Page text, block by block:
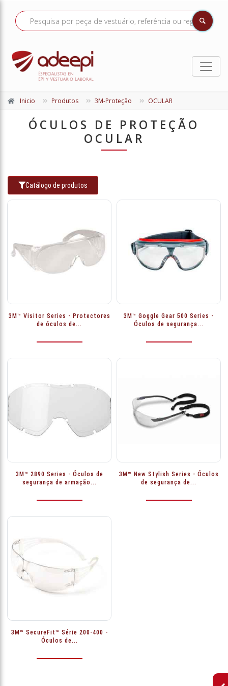
Inicio Produtos 3M-Proteção OCULAR
ÓCULOS DE PROTEÇÃO
OCULAR
Catálogo de produtos
3M™ Visitor Series - Protectores
de óculos de...
3M™ Goggle Gear 500 Series -
Óculos de segurança...
3M™ 2890 Series - Óculos de
segurança de armação...
3M™ New Stylish Series - Óculos
de segurança de...
3M™ SecureFit™ Série 200-400 -
Óculos de...